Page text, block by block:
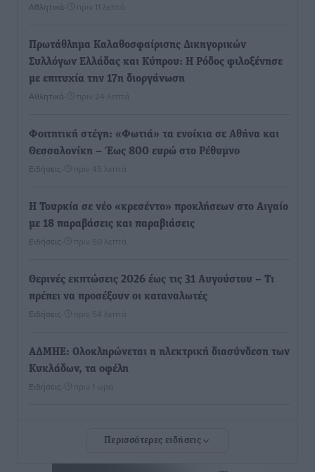
Αθλητικά πριν 11 λεπτά
Πρωτάθλημα Καλαθοσφαίρισης Δικηγορικών
Συλλόγων Ελλάδας και Κύπρου: Η Ρόδος φιλοξένησε
με επιτυχία την 17η διοργάνωση
Αθλητικά πριν 24 λεπτά
Φοιτητική στέγη: «Φωτιά» τα ενοίκια σε Αθήνα και
Θεσσαλονίκη – Έως 800 ευρώ στο Ρέθυμνο
Ειδήσεις πριν 45 λεπτά
Η Τουρκία σε νέο «κρεσέντο» προκλήσεων στο Αιγαίο
με 18 παραβάσεις και παραβιάσεις
Ειδήσεις πριν 50 λεπτά
Θερινές εκπτώσεις 2026 έως τις 31 Αυγούστου – Τι
πρέπει να προσέξουν οι καταναλωτές
Ειδήσεις πριν 54 λεπτά
ΑΔΜΗΕ: Ολοκληρώνεται η ηλεκτρική διασύνδεση των
Κυκλάδων, τα οφέλη
Ειδήσεις πριν 1 ώρα
– Τι ισχύει για ΈλληνεςΠερισσότερες ειδήσεις